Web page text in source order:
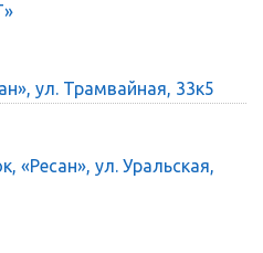
ул. Трамвайная, 33к5
«Ресан», ул. Уральская,